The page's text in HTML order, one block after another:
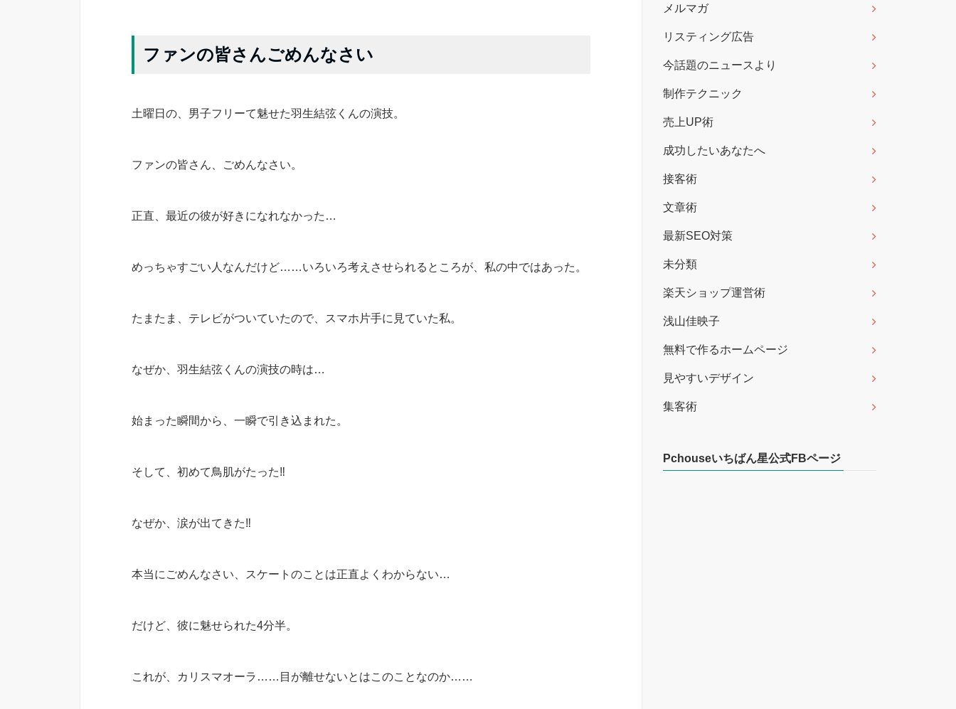
ファンの皆さんごめんなさい
土曜日の、男子フリーて魅せた羽生結弦くんの演技。
ファンの皆さん、ごめんなさい。
正直、最近の彼が好きになれなかった…
めっちゃすごい人なんだけど……いろいろ考えさせられるところが、私の中ではあった。
たまたま、テレビがついていたので、スマホ片手に見ていた私。
なぜか、羽生結弦くんの演技の時は…
始まった瞬間から、一瞬で引き込まれた。
そして、初めて鳥肌がたった‼︎
なぜか、涙が出てきた‼︎
本当にごめんなさい、スケートのことは正直よくわからない…
だけど、彼に魅せられた4分半。
これが、カリスマオーラ……目が離せないとはこのことなのか……
メルマガ
リスティング広告
今話題のニュースより
制作テクニック
売上UP術
成功したいあなたへ
接客術
文章術
最新SEO対策
未分類
楽天ショップ運営術
浅山佳映子
無料で作るホームページ
見やすいデザイン
集客術
Pchouseいちばん星公式FBページ